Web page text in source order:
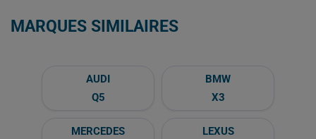
MARQUES SIMILAIRES
AUDI
Q5
BMW
X3
MERCEDES
LEXUS